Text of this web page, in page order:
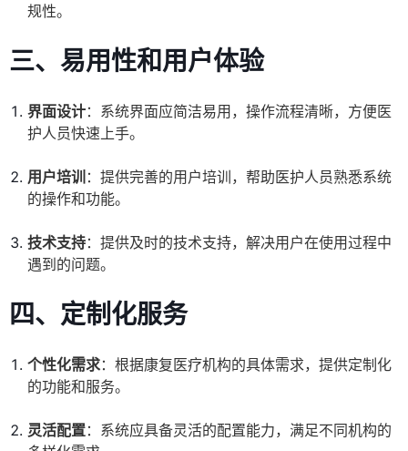
规性。
三、易用性和用户体验
界面设计：系统界面应简洁易用，操作流程清晰，方便医
护人员快速上手。
用户培训 ：提供完善的用户培训，帮助医护人员熟悉系统
的操作和功能。
技术支持：提供及时的技术支持，解决用户在使用过程中
遇到的问题。
四、定制化服务
个性化需求：根据康复医疗机构的具体需求，提供定制化
的功能和服务。
灵活配置：系统应具备灵活的配置能力，满足不同机构的